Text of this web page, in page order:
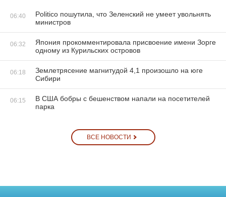
06:40
Politico пошутила, что Зеленский не умеет увольнять
министров
06:32
Япония прокомментировала присвоение имени Зорге
одному из Курильских островов
06:18
Землетрясение магнитудой 4,1 произошло на юге
Сибири
06:15
В США бобры с бешенством напали на посетителей
парка
ВСЕ НОВОСТИ